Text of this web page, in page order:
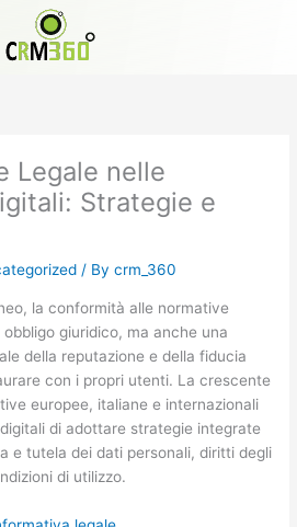
Legale nelle
Strategie e
/ Bycrm_360
la conformità alle normative
giuridico, ma anche una
della reputazione e della fiducia
con i propri utenti. La crescente
europee, italiane e internazionali
di adottare strategie integrate
e tutela dei dati personali, diritti degli
di utilizzo.